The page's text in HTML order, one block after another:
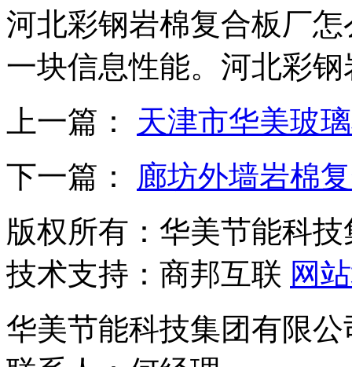
河北彩钢岩棉复合板厂
一块信息性能。河北彩
上一篇： 天津市华美玻
下一篇： 廊坊外墙岩棉
版权所有：华美节能科
技术支持：商邦互联 网
华美节能科技集团有限公